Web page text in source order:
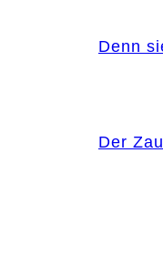
Denn
Der